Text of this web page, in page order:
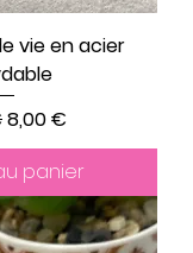
vie en acier
Prix promotionnel
8,00 €
panier